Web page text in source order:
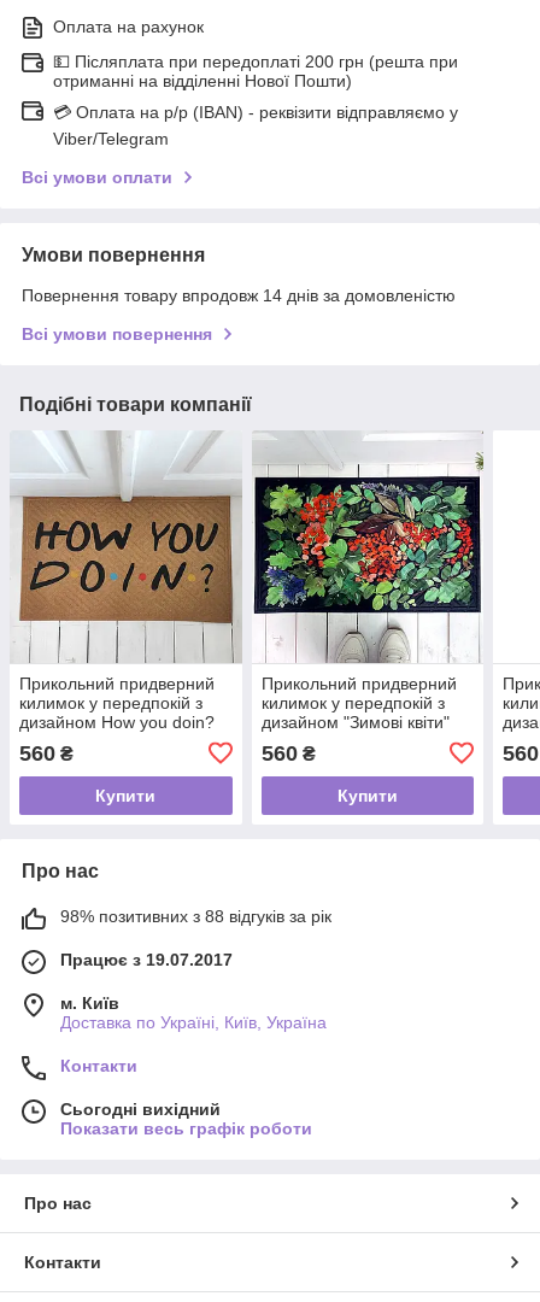
Оплата на рахунок
💵 Післяплата при передоплаті 200 грн (решта при
отриманні на відділенні Нової Пошти)
💳 Оплата на р/р (IBAN) - реквізити відправляємо у
Viber/Telegram
Всі умови оплати
Умови повернення
Повернення товару впродовж 14 днів за домовленістю
Всі умови повернення
Подібні товари компанії
Прикольний придверний
килимок у передпокій з
дизайном How you doin?
560 ₴
Купити
Прикольний придверний
килимок у передпокій з
дизайном "Зимові квіти"
560₴
Купити
560
Про нас
98% позитивних з 88 відгуків за рік
Працює з 19.07.2017
м. Київ
Доставка по Україні, Київ, Україна
Контакти
Сьогодні вихідний
Показати весь графік роботи
Про нас
Контакти